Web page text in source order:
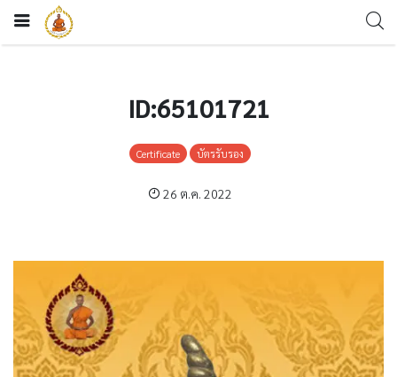
ID:65101721
Certificate บัตรรับรอง
26 ต.ค. 2022